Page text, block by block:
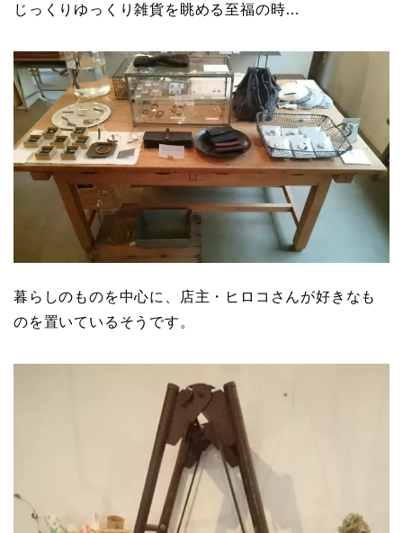
じっくりゆっくり雑貨を眺める至福の時…
暮らしのものを中心に、店主・ヒロコさんが好きなも
のを置いているそうです。